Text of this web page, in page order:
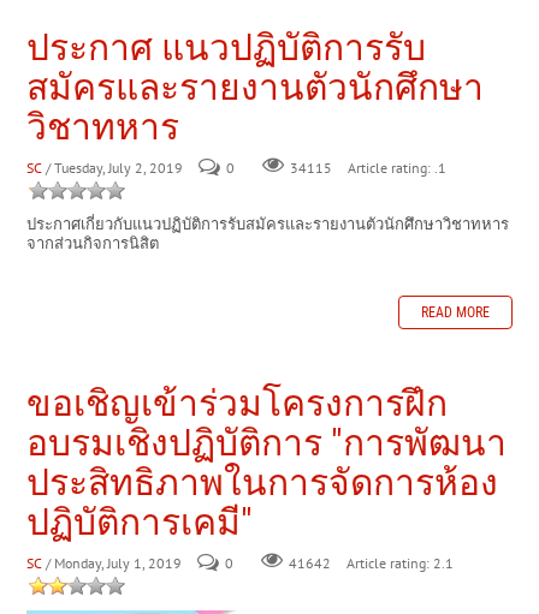
ประกาศ แนวปฏิบัติการรับ
สมัครและรายงานตัวนักศึกษา
วิชาทหาร
SC / Tuesday, July 2, 2019 0 34115 Article rating: .1
ประกาศเกี่ยวกับแนวปฏิบัติการรับสมัครและรายงานตัวนักศึกษาวิชาทหาร
จากส่วนกิจการนิสิต
READ MORE
ขอเชิญเข้าร่วมโครงการฝึก
อบรมเชิงปฏิบัติการ "การพัฒนา
ประสิทธิภาพในการจัดการห้อง
ปฏิบัติการเคมี"
SC / Monday, July 1, 2019 0 41642 Article rating: 2.1